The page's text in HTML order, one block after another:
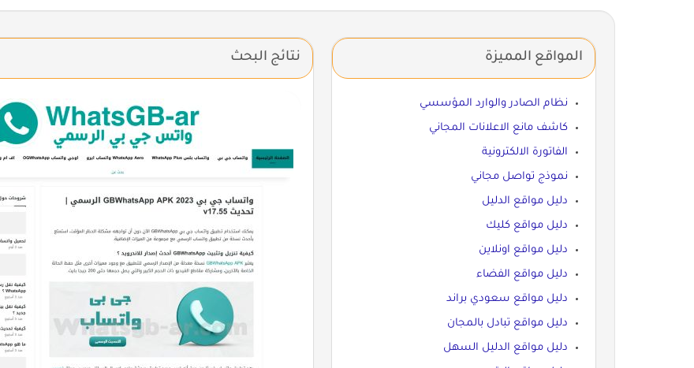
نتائج البحث المواقع المميزة
نظام الصادر والوارد المؤسسي
كاشف مانع الاعلانات المجاني
الفاتورة الالكترونية
نموذج تواصل مجاني
دليل مواقع الدليل
دليل مواقع كليك
دليل مواقع اونلاين
دليل مواقع الفضاء
دليل مواقع سعودي براند
دليل مواقع تبادل بالمجان
دليل مواقع الدليل السهل